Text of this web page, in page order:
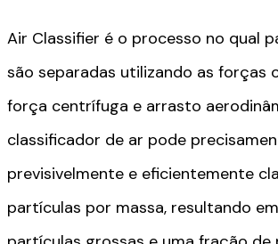
Air Classifier é o processo no qual
são separadas utilizando as forças
força centrífuga e arrasto
classificador de ar pode
previsivelmente e eficientemente
partículas por massa, resultando